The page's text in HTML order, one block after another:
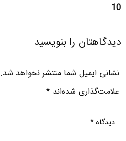
10
دیدگاهتان را بنویسید
نشانی ایمیل شما منتشر نخواهد شد.
علامت‌گذاری شده‌اند*
دیدگاه*